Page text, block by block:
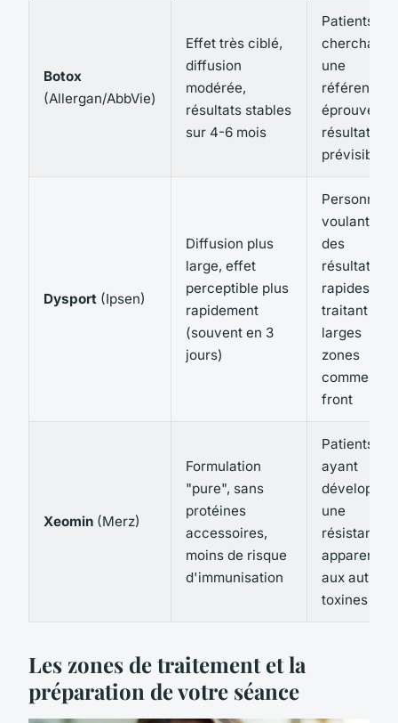
Botox
(Allergan/AbbVie)
Effet très ciblé,
diffusion
modérée,
résultats stables
sur 4-6 mois
Patients
cherchant
une
référence
éprouvée,
résultats
prévisibles
Dysport (Ipsen)
Diffusion plus
large, effet
perceptible plus
rapidement
(souvent en 3
jours)
Personnes
voulant
des
résultats
rapides ou
traitant de
larges
zones
comme le
front
Xeomin (Merz)
Formulation
"pure", sans
protéines
accessoires,
moins de risque
d'immunisation
Patients
ayant
développé
une
résistance
apparente
aux autres
toxines
Les zones de traitement et la
préparation de votre séance